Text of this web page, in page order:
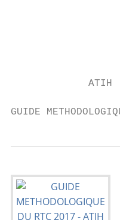
             ATIH
GUIDE